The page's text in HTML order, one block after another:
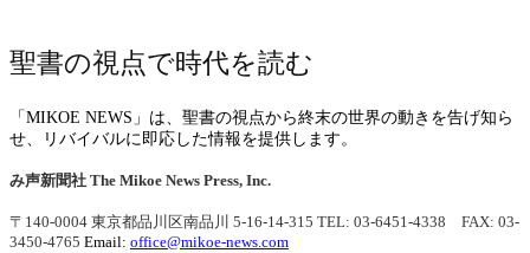
聖書の視点で時代を読む
「MIKOE NEWS」は、聖書の視点から終末の世界の動きを告げ知ら
せ、リバイバルに即応した情報を提供します。
み声新聞社 The Mikoe News Press, Inc.
〒140-0004 東京都品川区南品川 5-16-14-315 TEL: 03-6451-4338 FAX: 03-
3450-4765 Email: office@mikoe-news.com